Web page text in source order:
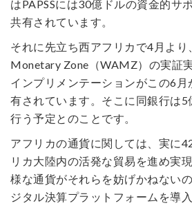
はPAPSSには30億ドルの資金的サ
共有されています。
それに先立ち西アフリカで4月よ
Monetary Zone（WAMZ）の実証
インプリメンテーションがこの6
有されています。そこに同銀行は5
行う予定とのことです。
アフリカの通貨に関しては、実に
リカ大陸内の活発な貿易を進め実
様な通貨がそれらを妨げかねない
ジタル決算プラットフォームを導